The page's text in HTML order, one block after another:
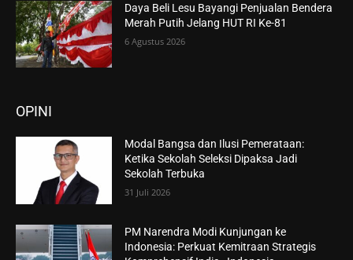
Daya Beli Lesu Bayangi Penjualan Bendera
Merah Putih Jelang HUT RI Ke-81
6 Agustus 2026
OPINI
Modal Bangsa dan Ilusi Pemerataan:
Ketika Sekolah Seleksi Dipaksa Jadi
Sekolah Terbuka
31 Juli 2026
PM Narendra Modi Kunjungan ke
Indonesia: Perkuat Kemitraan Strategis